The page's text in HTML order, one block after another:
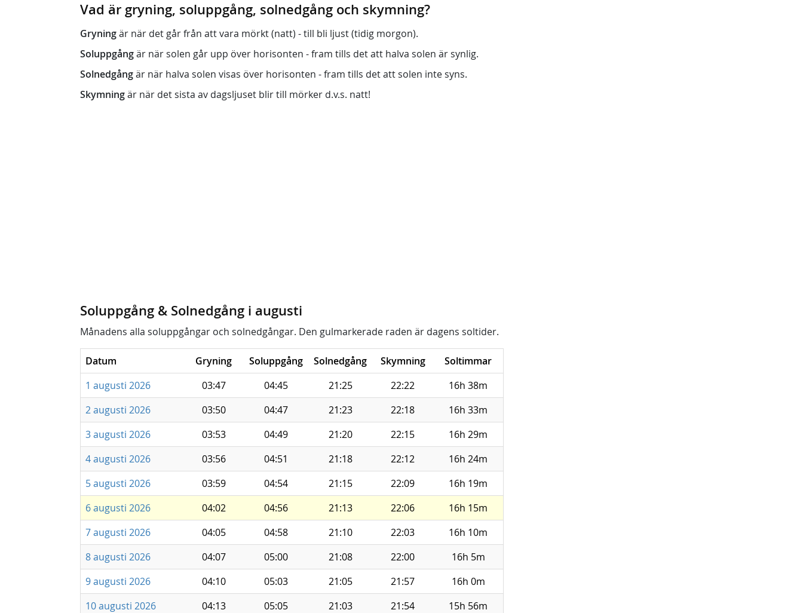
Vad är gryning, soluppgång, solnedgång och skymning?
Gryningär när det går från att vara mörkt (natt) - till bli ljust (tidig morgon).
Soluppgångär när solen går upp över horisonten - fram tills det att halva solen är synlig.
Solnedgångär när halva solen visas över horisonten - fram tills det att solen inte syns.
Skymningär när det sista av dagsljuset blir till mörker d.v.s. natt!
Soluppgång & Solnedgång i augusti
Månadens alla soluppgångar och solnedgångar. Den gulmarkerade raden är dagens soltider.
Datum Gryning Soluppgång Solnedgång Skymning
Soltimmar
1 augusti 2026
03:47 04:45 21:25 22:22
16h 38m
2 augusti 2026
03:50 04:47 21:23 22:18
16h 33m
3 augusti 2026
03:53 04:49 21:20 22:15
16h 29m
4 augusti 2026
03:56 04:51 21:18 22:12
16h 24m
5 augusti 2026
03:59 04:54 21:15 22:09
16h 19m
6 augusti 2026
04:02 04:56 21:13 22:06
16h 15m
7 augusti 2026
04:05 04:58 21:10 22:03
16h 10m
8 augusti 2026
04:07 05:00 21:08 22:00
16h 5m
9 augusti 2026
04:10 05:03 21:05 21:57
16h 0m
10 augusti 2026
04:13 05:05 21:03 21:54
15h 56m